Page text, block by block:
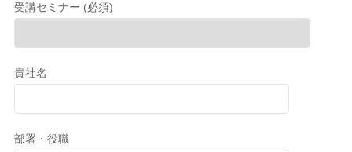
受講セミナー (必須)
貴社名
部署・役職